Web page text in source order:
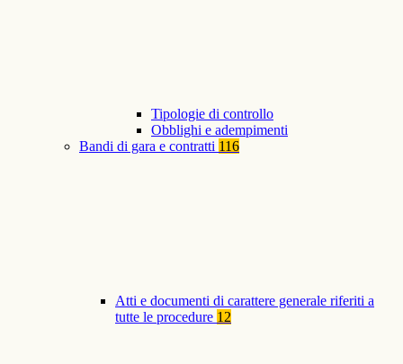
Tipologie di controllo
Obblighi e adempimenti
Bandi di gara e contratti 116
Atti e documenti di carattere generale riferiti a
tutte le procedure 12